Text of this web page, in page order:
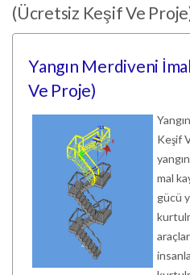
(Ücretsiz Keşif Ve
Yangın Merdiveni
Ve Proje)
Keşif
mal
gücü